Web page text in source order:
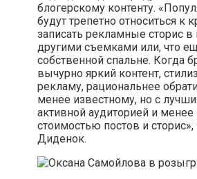
блогерскому контенту.
будут трепетно относиться к
записать рекламные сторис
другими съемками или, что
собственной спальне. Когда
вычурно яркий контент,
рекламу, рациональнее
менее известному, но с
активной аудиторией и
стоимостью постов и
Диденок.